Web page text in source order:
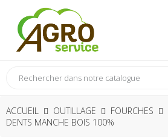
ACCUEIL OUTILLAGE FOURCHES
DENTS MANCHE BOIS 100%